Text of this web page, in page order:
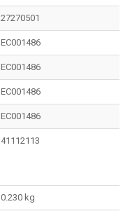
27270501
EC001486
EC001486
EC001486
EC001486
41112113
0.230 kg